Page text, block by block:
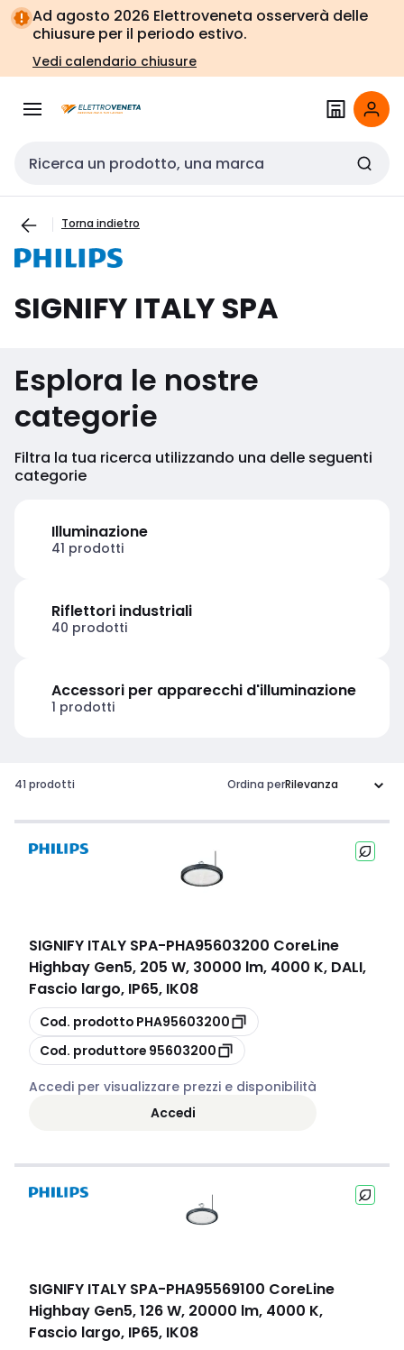
Vai alla
navigazione
Vai
alla
pagina
Ad agosto 2026 Elettroveneta osserverà delle
chiusure per il periodo estivo.
Vedi calendario chiusure
Cerca input
Torna indietro
SIGNIFY ITALY SPA
Esplora le nostre
categorie
Filtra la tua ricerca utilizzando una delle seguenti
categorie
Illuminazione
41 prodotti
Riflettori industriali
40 prodotti
Accessori per apparecchi d'illuminazione
1 prodotti
41 prodotti Ordina per
SIGNIFY ITALY SPA-PHA95603200 CoreLine
Highbay Gen5, 205 W, 30000 lm, 4000 K, DALI,
Fascio largo, IP65, IK08
copia
Cod. prodotto PHA95603200
copia
Cod. produttore 95603200
Accedi per visualizzare prezzi e disponibilità
Accedi
SIGNIFY ITALY SPA-PHA95569100 CoreLine
Highbay Gen5, 126 W, 20000 lm, 4000 K,
Fascio largo, IP65, IK08